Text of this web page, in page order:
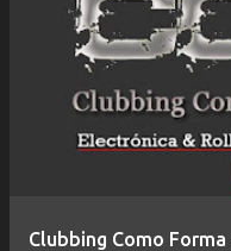
Clubbing Como